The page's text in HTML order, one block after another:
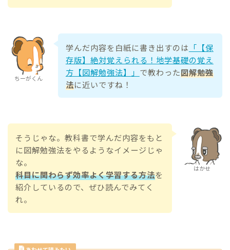
ちーがくん
学んだ内容を白紙に書き出すのは 「【保
存版】絶対覚えられる！地学基礎の覚え
方【図解勉強法】」 で教わった図解勉強
法に近いですね！
はかせ
そうじゃな。教科書で学んだ内容をもと
に図解勉強法をやるようなイメージじゃ
な。
科目に関わらず効率よく学習する方法を
紹介しているので、ぜひ読んでみてく
れ。